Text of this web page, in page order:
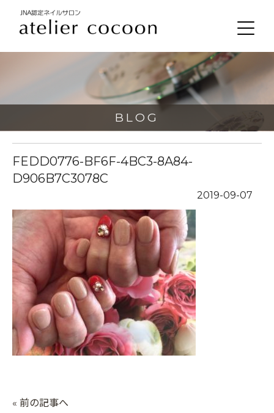
BLOG
FEDD0776-BF6F-4BC3-8A84-
D906B7C3078C
2019-09-07
« 前の記事へ